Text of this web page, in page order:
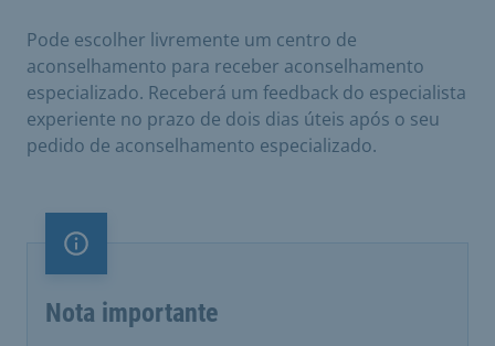
Pode escolher livremente um centro de
aconselhamento para receber aconselhamento
especializado. Receberá um feedback do especialista
experiente no prazo de dois dias úteis após o seu
pedido de aconselhamento especializado.
Nota importante
Nota importante